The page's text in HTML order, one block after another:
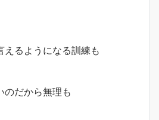
えるようになる訓練も
のだから無理も